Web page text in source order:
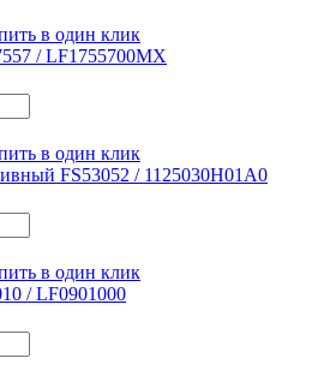
в один клик
/ LF1755700MX
в один клик
FS53052 / 1125030H01A0
в один клик
/ LF0901000